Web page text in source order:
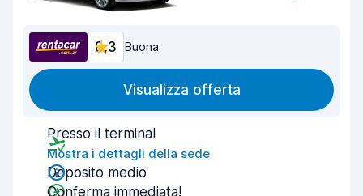
8,3 Buona
Visualizza offerta
Presso il terminal
Mostra i dettagli della sede
Deposito medio
Conferma immediata!